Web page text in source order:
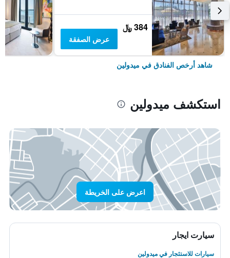
384 ﷼
عرض الصفقة
شاهد أرخص الفنادق في ميدولين
استكشف ميدولين
اعرض على الخريطة
سيارت ايجار
سيارات للاستئجار في ميدولين